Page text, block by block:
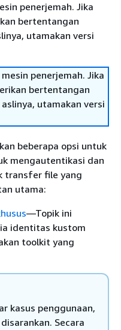
penerjemah. Jika
bertentangan
utamakan versi
penerjemah. Jika
bertentangan
utamakan versi
beberapa opsi untuk
mengautentikasi dan
transfer file yang
utama:
—Topik ini
identitas kustom
toolkit yang
kasus penggunaan,
Secara